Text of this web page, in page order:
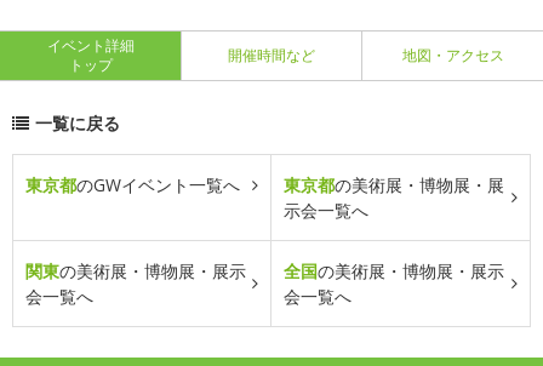
イベント詳細
トップ
開催時間など 地図・アクセス
一覧に戻る
東京都のGWイベント一覧へ 東京都の美術展・博物展・展
示会一覧へ
関東の美術展・博物展・展示
会一覧へ
全国の美術展・博物展・展示
会一覧へ